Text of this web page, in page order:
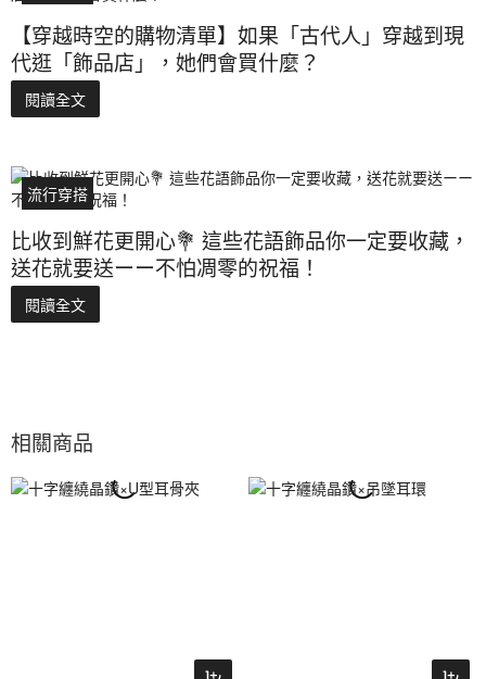
【穿越時空的購物清單】如果「古代人」穿越到現
代逛「飾品店」，她們會買什麼？
閱讀全文
流行穿搭
比收到鮮花更開心💐 這些花語飾品你一定要收藏，
送花就要送ーー不怕凋零的祝福！
閱讀全文
相關商品